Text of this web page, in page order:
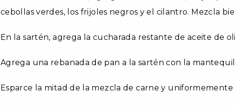
cebollas verdes, los frijoles negros y el cilantro. Mezcla
En la sartén, agrega la cucharada restante de aceite de
Agrega una rebanada de pan a la sartén con la
Esparce la mitad de la mezcla de carne y